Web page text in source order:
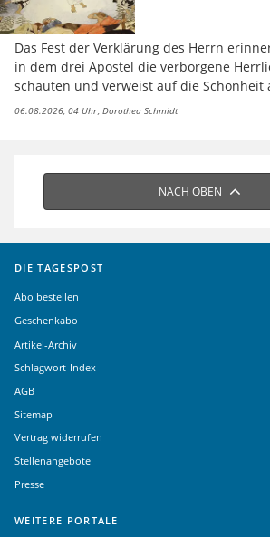
Das Fest der Verklärung des Herrn
in dem drei Apostel die verborgene
schauten und verweist auf die Schönheit
06.08.2026, 04 Uhr Dorothea Schmidt
NACH OBEN
DIE TAGESPOST
Abo bestellen
Geschenkabo
Artikel-Archiv
Schlagwort-Index
AGB
Sitemap
Vertrag widerrufen
Stellenangebote
Presse
WEITERE PORTALE